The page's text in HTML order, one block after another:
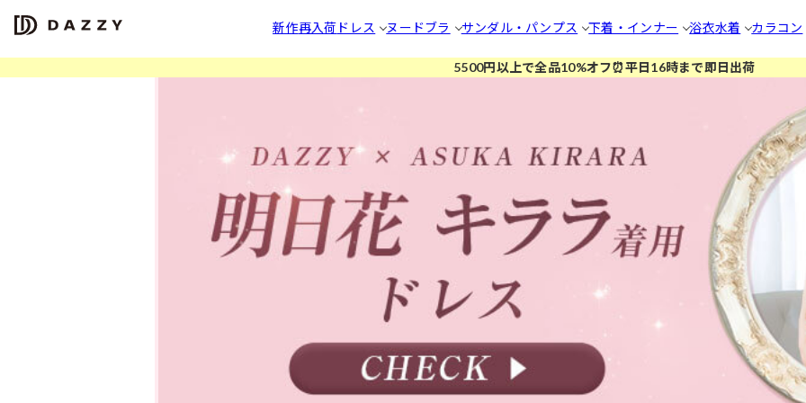
新作再入荷 ドレス ヌードブラ サンダル・パンプス 下着・インナー 浴衣水着 カラコン
5500円以上で全品10%オフ⏰平日16時まで即日出荷